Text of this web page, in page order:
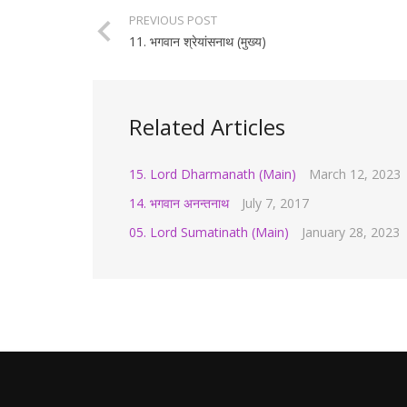
PREVIOUS POST
11. भगवान श्रेयांसनाथ (मुख्य)
Related Articles
15. Lord Dharmanath (Main)
March 12, 2023
14. भगवान अनन्तनाथ
July 7, 2017
05. Lord Sumatinath (Main)
January 28, 2023